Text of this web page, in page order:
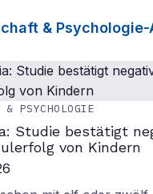
& Psychologie-
& PSYCHOLOGIE
Studie bestätigt
von Kindern